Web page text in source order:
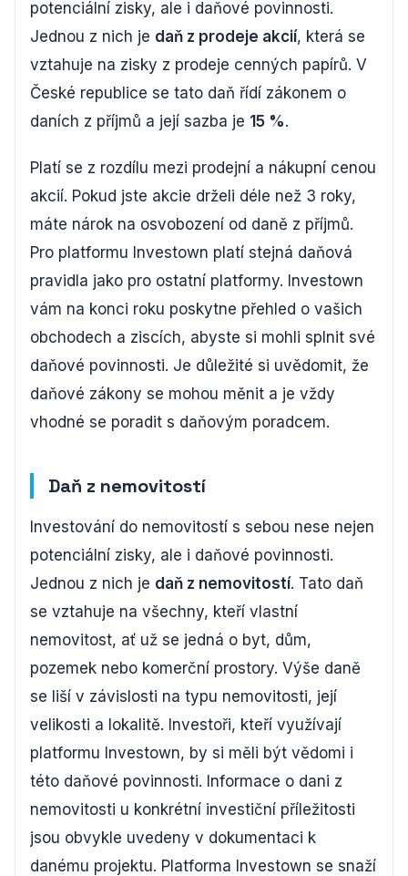
potenciální zisky, ale i daňové povinnosti.
Jednou z nich je daň z prodeje akcií, která se
vztahuje na zisky z prodeje cenných papírů. V
České republice se tato daň řídí zákonem o
daních z příjmů a její sazba je 15 %.
Platí se z rozdílu mezi prodejní a nákupní cenou
akcií. Pokud jste akcie drželi déle než 3 roky,
máte nárok na osvobození od daně z příjmů.
Pro platformu Investown platí stejná daňová
pravidla jako pro ostatní platformy. Investown
vám na konci roku poskytne přehled o vašich
obchodech a ziscích, abyste si mohli splnit své
daňové povinnosti. Je důležité si uvědomit, že
daňové zákony se mohou měnit a je vždy
vhodné se poradit s daňovým poradcem.
Daň z nemovitostí
Investování do nemovitostí s sebou nese nejen
potenciální zisky, ale i daňové povinnosti.
Jednou z nich je daň z nemovitostí. Tato daň
se vztahuje na všechny, kteří vlastní
nemovitost, ať už se jedná o byt, dům,
pozemek nebo komerční prostory. Výše daně
se liší v závislosti na typu nemovitosti, její
velikosti a lokalitě. Investoři, kteří využívají
platformu Investown, by si měli být vědomi i
této daňové povinnosti. Informace o dani z
nemovitosti u konkrétní investiční příležitosti
jsou obvykle uvedeny v dokumentaci k
danému projektu. Platforma Investown se snaží